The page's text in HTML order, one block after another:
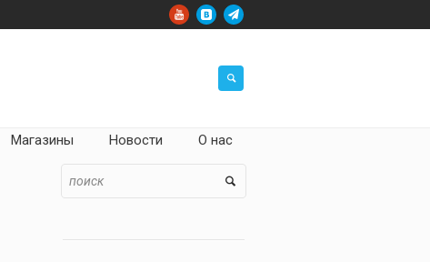
Магазины Новости О нас